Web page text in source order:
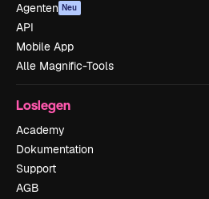
Agenten Neu
API
Mobile App
Alle Magnific-Tools
Loslegen
Academy
Dokumentation
Support
AGB